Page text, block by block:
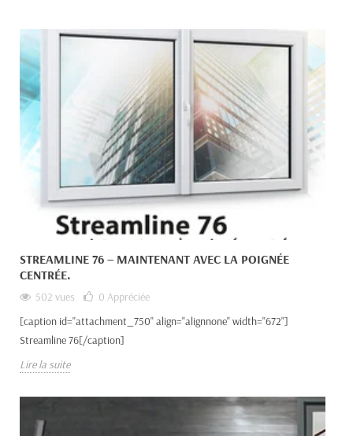
STREAMLINE 76 – MAINTENANT AVEC LA POIGNÉE
CENTRÉE.
502 vues 0 Appréciée
[caption id="attachment_750" align="alignnone" width="672"]
Streamline 76[/caption]
Lire la suite